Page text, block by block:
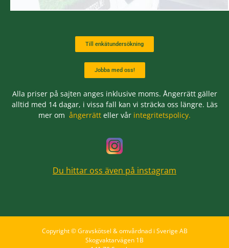
Till enkätundersökning
Jobba med oss!
Alla priser på sajten anges inklusive moms. Ångerrätt gäller
alltid med 14 dagar, i vissa fall kan vi sträcka oss längre. Läs
mer om ångerrätt eller vår integritetspolicy.
Du hittar oss även på instagram
Copyright © Gravskötsel & omvårdnad i Sverige AB
Skogvaktarvägen 1B